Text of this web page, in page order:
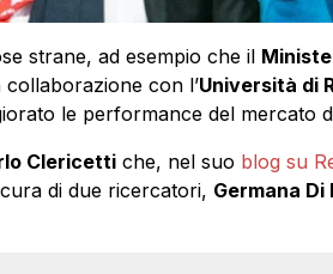
strane, ad esempio che il
con l’Università di
le performance del mercato
Clericettiche, nel suo blog su
di due ricercatori, Germana Di